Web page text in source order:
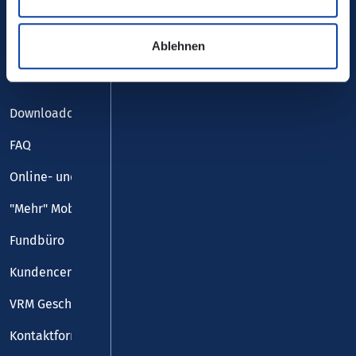
Ablehnen
Service
Downloadcenter
FAQ
Online- und Handy-Tickets
"Mehr" Mobilität
Fundbüro
Kundencenter
VRM Geschäftsstelle
Kontaktformular